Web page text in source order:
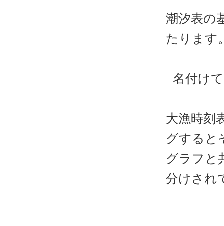
潮汐表の
たります
名付け
大漁時刻
グすると
グラフと
分けされ